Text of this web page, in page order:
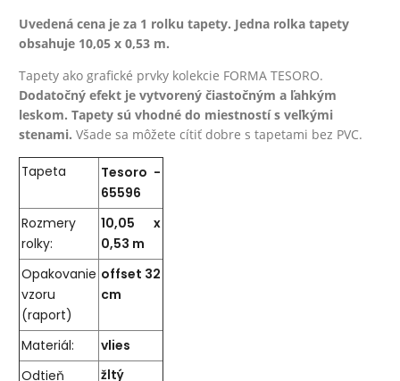
Uvedená cena je za 1 rolku tapety. Jedna rolka tapety
obsahuje 10,05 x 0,53 m.
Tapety ako grafické prvky kolekcie FORMA TESORO.
Dodatočný efekt je vytvorený čiastočným a ľahkým
leskom. Tapety sú vhodné do miestností s veľkými
stenami. Všade sa môžete cítiť dobre s tapetami bez PVC.
Tapeta
Tesoro -
65596
Rozmery
rolky:
10,05 x
0,53 m
Opakovanie
vzoru
(raport)
offset 32
cm
Materiál:
vlies
Odtieň
žltý